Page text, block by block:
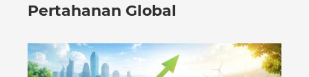
Pertahanan Global